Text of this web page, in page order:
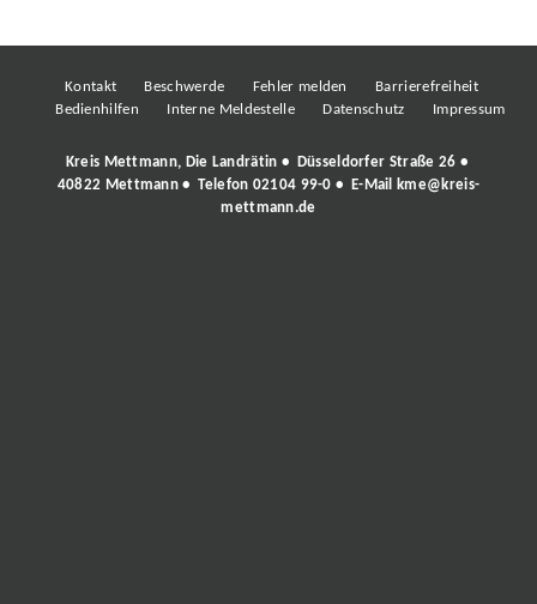
Kontakt Beschwerde Fehler melden
Barrierefreiheit
Bedienhilfen
Interne Meldestelle Datenschutz Impressum
Kreis Mettmann, Die Landrätin • Düsseldorfer Straße 26 •
40822 Mettmann • Telefon 02104 99-0 • E-Mail
kme@kreis-
mettmann.de